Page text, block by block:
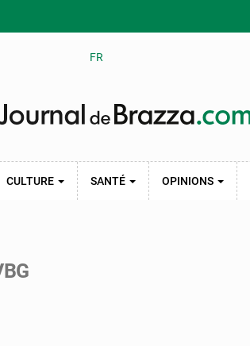
FR
CULTURE SANTÉ OPINIONS